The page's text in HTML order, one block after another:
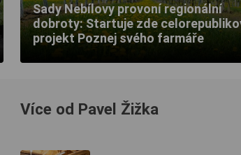
Sady Nebílovy provoní regionální
dobroty: Startuje zde
projekt Poznej svého farmáře
Více od Pavel Žižka